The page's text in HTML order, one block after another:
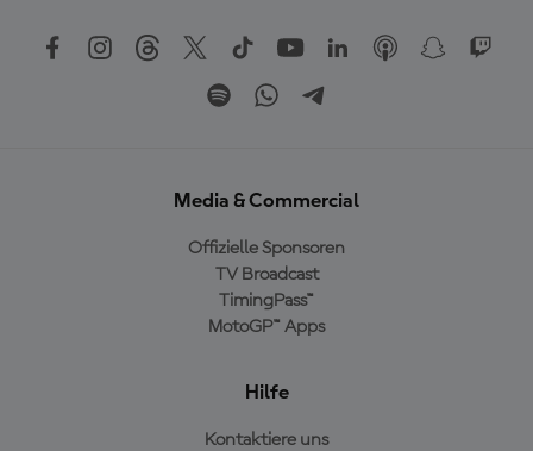
Media & Commercial
Offizielle Sponsoren
TV Broadcast
TimingPass™
MotoGP™ Apps
Hilfe
Kontaktiere uns